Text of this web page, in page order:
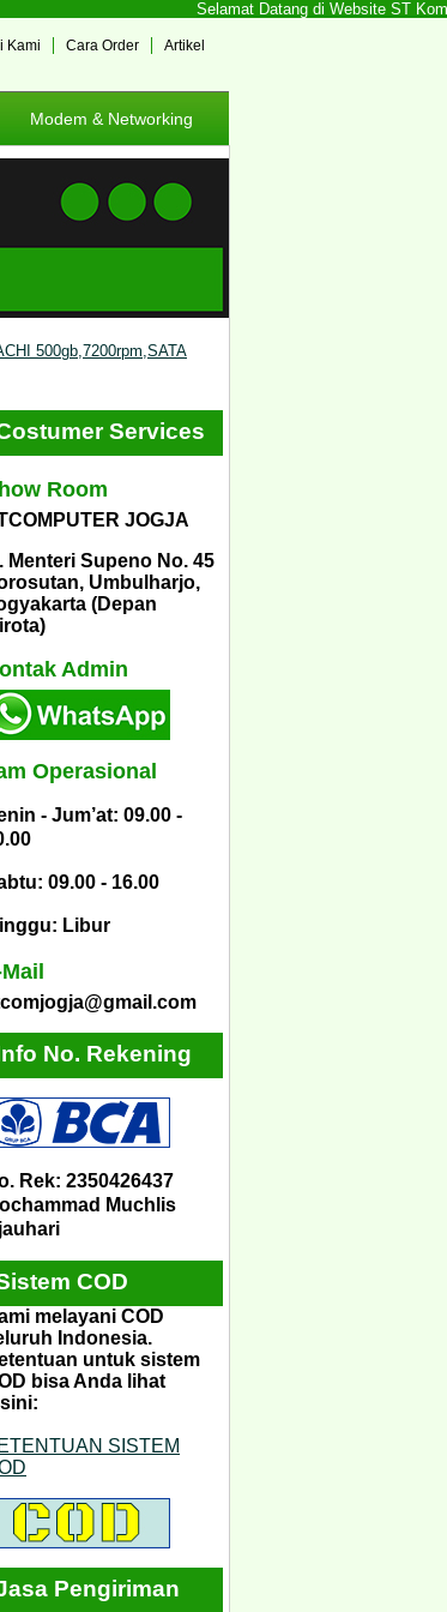
Selamat Datang di Website ST
Artikel
Cara Order
Kami
Modem & Networking
500gb,7200rpm,SATA
Services
Room
JOGJA
Menteri Supeno No. 45
Umbulharjo,
(Depan
Admin
Operasional
- Jum’at: 09.00 -
09.00 - 16.00
Libur
No. Rekening
Rek: 2350426437
Muchlis
COD
melayani COD
Indonesia.
untuk sistem
bisa Anda lihat
SISTEM
Pengiriman